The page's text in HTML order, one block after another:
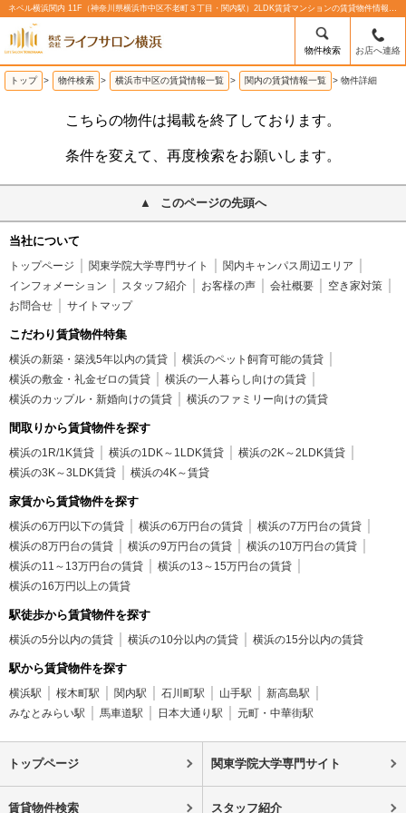
ネベル横浜関内 11F（神奈川県横浜市中区不老町３丁目・関内駅）2LDK賃貸マンションの賃貸物件情報%% | 株式会社ライフサロン横浜
物件検索 お店へ連絡
トップ > 物件検索 > 横浜市中区の賃貸情報一覧 > 関内の賃貸情報一覧 > 物件詳細
こちらの物件は掲載を終了しております。
条件を変えて、再度検索をお願いします。
このページの先頭へ
当社について
トップページ 関東学院大学専門サイト
関内キャンパス周辺エリア
インフォメーション
スタッフ紹介 お客様の声 会社概要
空き家対策
お問合せ
サイトマップ
こだわり賃貸物件特集
横浜の新築・築浅5年以内の賃貸
横浜のペット飼育可能の賃貸
横浜の敷金・礼金ゼロの賃貸
横浜の一人暮らし向けの賃貸
横浜のカップル・新婚向けの賃貸
横浜のファミリー向けの賃貸
間取りから賃貸物件を探す
横浜の1R/1K賃貸 横浜の1DK～1LDK賃貸
横浜の2K～2LDK賃貸
横浜の3K～3LDK賃貸
横浜の4K～賃貸
家賃から賃貸物件を探す
横浜の6万円以下の賃貸 横浜の6万円台の賃貸
横浜の7万円台の賃貸
横浜の8万円台の賃貸
横浜の9万円台の賃貸
横浜の10万円台の賃貸
横浜の11～13万円台の賃貸
横浜の13～15万円台の賃貸
横浜の16万円以上の賃貸
駅徒歩から賃貸物件を探す
横浜の5分以内の賃貸 横浜の10分以内の賃貸 横浜の15分以内の賃貸
駅から賃貸物件を探す
横浜駅 桜木町駅 関内駅 石川町駅 山手駅
新高島駅
みなとみらい駅
馬車道駅 日本大通り駅 元町・中華街駅
トップページ 関東学院大学専門サイト
賃貸物件検索 スタッフ紹介